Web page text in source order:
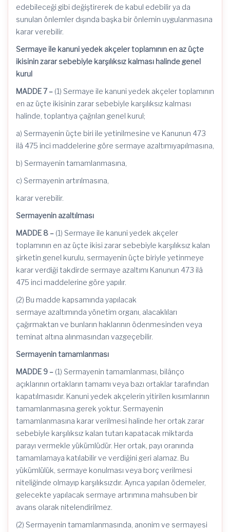
edebileceği gibi değiştirerek de kabul edebilir ya da
sunulan önlemler dışında başka bir önlemin uygulanmasına
karar verebilir.
Sermaye ile kanuni yedek akçeler toplamının en az üçte
ikisinin zarar sebebiyle karşılıksız kalması halinde genel
kurul
MADDE 7 – (1) Sermaye ile kanuni yedek akçeler toplamının
en az üçte ikisinin zarar sebebiyle karşılıksız kalması
halinde, toplantıya çağrılan genel kurul;
a) Sermayenin üçte biri ile yetinilmesine ve Kanunun 473
ilâ 475 inci maddelerine göre sermaye azaltımıyapılmasına,
b) Sermayenin tamamlanmasına,
c) Sermayenin artırılmasına,
kararverebilir.
Sermayenin azaltılması
MADDE 8 – (1) Sermaye ile kanuni yedek akçeler
toplamının en az üçte ikisi zarar sebebiyle karşılıksız kalan
şirketin genel kurulu, sermayenin üçte biriyle yetinmeye
karar verdiği takdirde sermaye azaltımı Kanunun 473 ilâ
475 inci maddelerine göre yapılır.
(2) Bu madde kapsamında yapılacak
sermaye azaltımında yönetim organı, alacaklıları
çağırmaktan ve bunların haklarının ödenmesinden veya
teminat altına alınmasından vazgeçebilir.
Sermayenin tamamlanması
MADDE 9 – (1) Sermayenin tamamlanması, bilânço
açıklarının ortakların tamamı veya bazı ortaklar tarafından
kapatılmasıdır. Kanuni yedek akçelerin yitirilen kısımlarının
tamamlanmasına gerek yoktur. Sermayenin
tamamlanmasına karar verilmesi halinde her ortak zarar
sebebiyle karşılıksız kalan tutarı kapatacak miktarda
parayı vermekle yükümlüdür. Her ortak, payı oranında
tamamlamaya katılabilir ve verdiğini geri alamaz. Bu
yükümlülük, sermaye konulması veya borç verilmesi
niteliğinde olmayıp karşılıksızdır. Ayrıca yapılan ödemeler,
gelecekte yapılacak sermaye artırımına mahsuben bir
avans olarak nitelendirilmez.
(2) Sermayenin tamamlanmasında, anonim ve sermayesi